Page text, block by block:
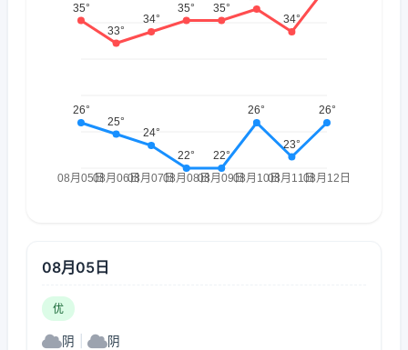
08月05日
优
阴 阴